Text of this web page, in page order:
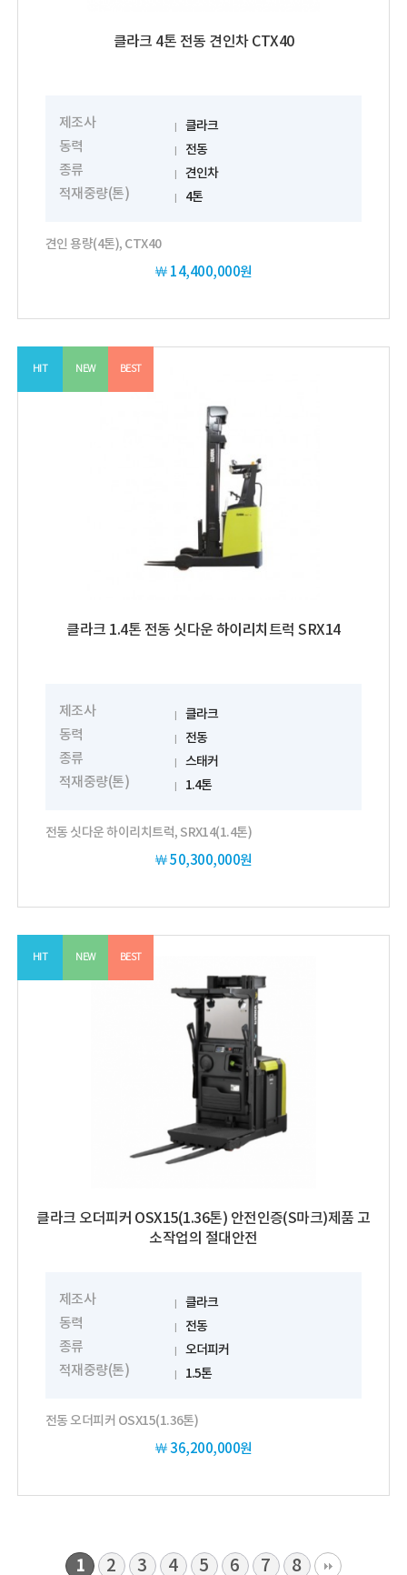
클라크 4톤 전동 견인차 CTX40
제조사
클라크
동력
전동
종류
견인차
적재중량(톤)
4톤
견인 용량(4톤), CTX40
￦ 14,400,000원
클라크 1.4톤 전동 싯다운 하이리치트럭 SRX14
제조사
클라크
동력
전동
종류
스태커
적재중량(톤)
1.4톤
전동 싯다운 하이리치트럭, SRX14(1.4톤)
￦50,300,000원
HIT NEW BEST
클라크 오더피커 OSX15(1.36톤) 안전인증(S마크)제품 고
소작업의 절대안전
제조사
클라크
동력
전동
종류
오더피커
적재중량(톤)
1.5톤
전동 오더피커 OSX15(1.36톤)
￦ 36,200,000원
HIT NEW BEST
1 2 3 4 5 6 7 8